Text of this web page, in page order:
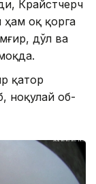
Крайстчерч
оқ қорга
дўл ва
қатор
ноқулай об-